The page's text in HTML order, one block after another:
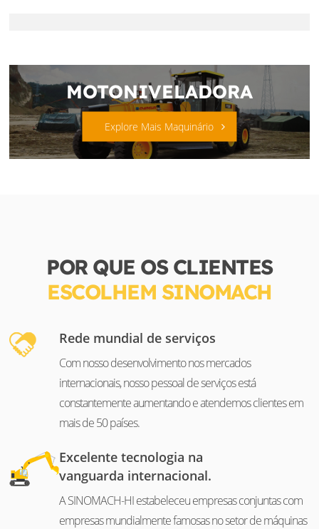
MOTONIVELADORA
Explore Mais Maquinário
POR QUE OS CLIENTES
ESCOLHEM SINOMACH
Rede mundial de serviços
Com nosso desenvolvimento nos mercados
internacionais, nosso pessoal de serviços está
constantemente aumentando e atendemos clientes em
mais de 50 países.
Excelente tecnologia na
vanguarda internacional.
A SINOMACH-HI estabeleceu empresas conjuntas com
empresas mundialmente famosas no setor de máquinas